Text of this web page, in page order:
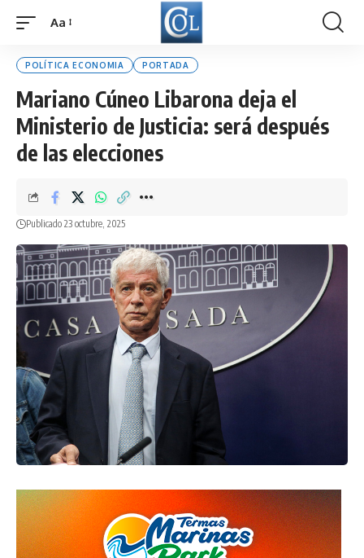
Font
Aa
POLÍTICA ECONOMIA PORTADA
Mariano Cúneo Libarona deja el
Ministerio de Justicia: será después
de las elecciones
Publicado 23 octubre, 2025